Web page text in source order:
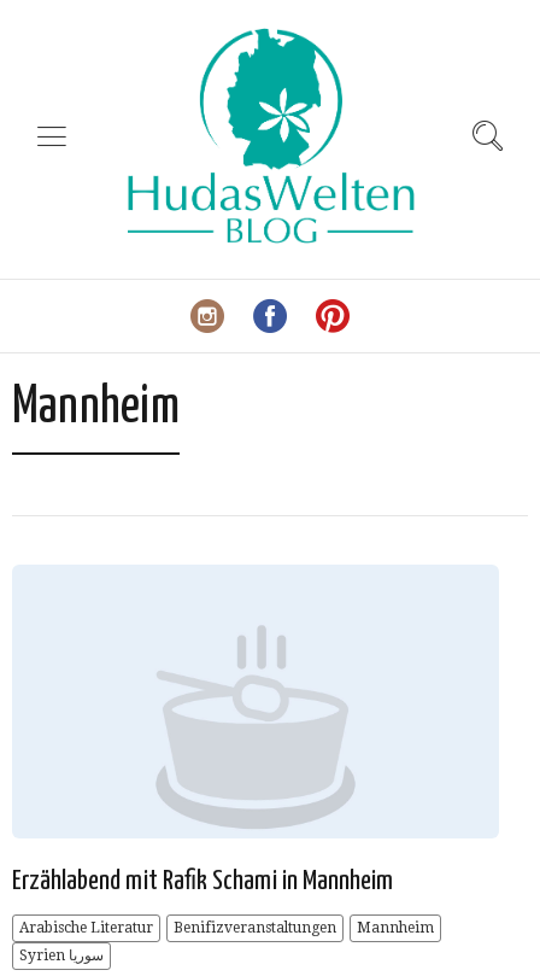
Mannheim
Erzählabend mit Rafik Schami in Mannheim
Arabische Literatur Benifizveranstaltungen
Mannheim
Syrien سوريا